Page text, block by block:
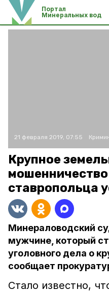
Портал
Минеральных вод
21 февраля 2019, 07:55
Крупное
ставропольца
Минераловодский
мужчине, который
уголовного дела о
сообщает
Стало известно,